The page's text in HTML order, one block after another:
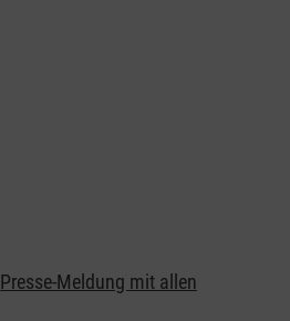
Presse-Meldung mit allen